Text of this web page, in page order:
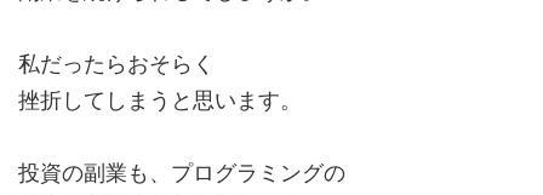
私だったらおそらく
挫折してしまうと思います。
投資の副業も、プログラミングの